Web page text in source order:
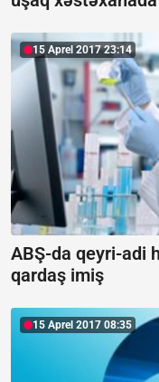
15 Aprel 2017 23:14
ABŞ-da qeyri-adi
qardaş imiş
15 Aprel 2017 08:35